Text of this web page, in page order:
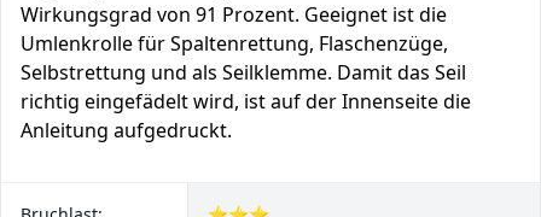
Wirkungsgrad von 91 Prozent. Geeignet ist die
Umlenkrolle für Spaltenrettung, Flaschenzüge,
Selbstrettung und als Seilklemme. Damit das Seil
richtig eingefädelt wird, ist auf der Innenseite die
Anleitung aufgedruckt.